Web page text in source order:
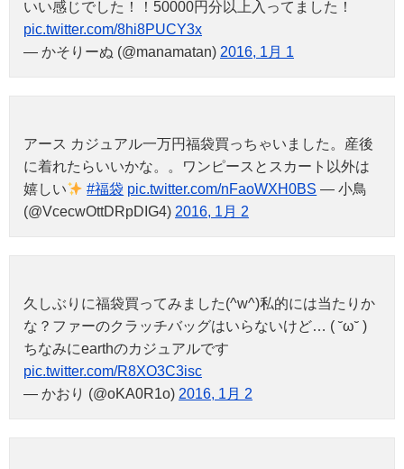
いい感じでした！！50000円分以上入ってました！
pic.twitter.com/8hi8PUCY3x
— かそりーぬ (@manamatan) 2016, 1月 1
アース カジュアル一万円福袋買っちゃいました。産後
に着れたらいいかな。。ワンピースとスカート以外は
嬉しい
#福袋 pic.twitter.com/nFaoWXH0BS — 小鳥
(@VcecwOttDRpDIG4) 2016, 1月 2
久しぶりに福袋買ってみました(^w^)私的には当たりか
な？ファーのクラッチバッグはいらないけど… ( ˘ω˘ )
ちなみにearthのカジュアルです
pic.twitter.com/R8XO3C3isc
— かおり (@oKA0R1o) 2016, 1月 2